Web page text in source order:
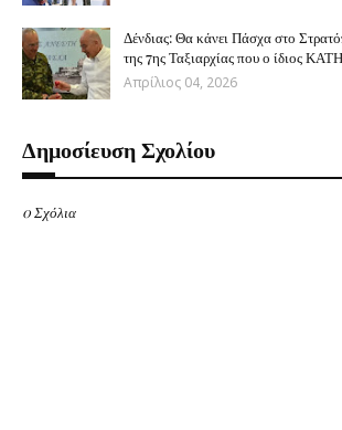
Δένδιας: Θα κάνει Πάσχα στο
της 7ης Ταξιαρχίας που ο ίδιος
Απρίλιος 04, 2026
Δημοσίευση Σχολίου
0 Σχόλια